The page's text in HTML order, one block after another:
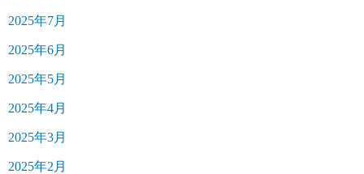
2025年7月
2025年6月
2025年5月
2025年4月
2025年3月
2025年2月